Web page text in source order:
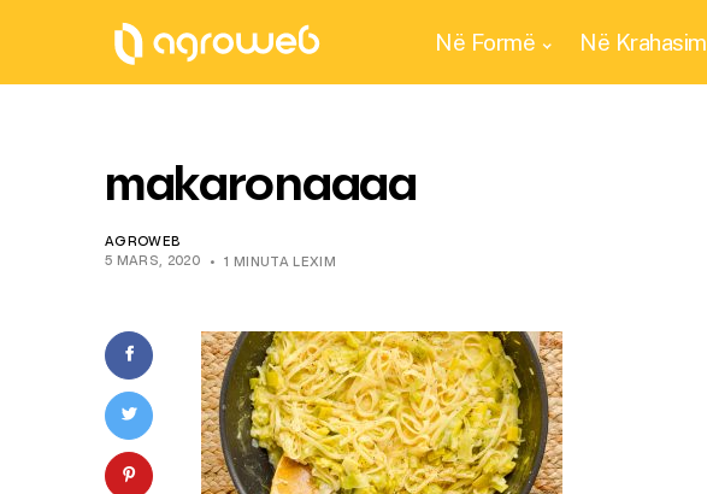
Në Formë Në Krahasim
makaronaaaa
AGROWEB
5 MARS, 2020
1 MINUTA LEXIM